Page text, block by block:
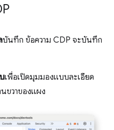
บันทึก ข้อความ CDP จะบันทึก
เพื่อเปิดมุมมองแบบละเอียด
ขวาของแผง